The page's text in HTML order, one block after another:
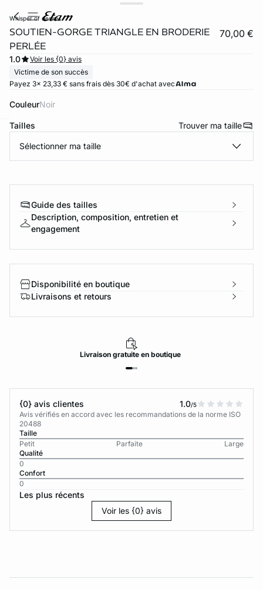
whisper of desire
SOUTIEN-GORGE TRIANGLE EN BRODERIE
PERLÉE
70,00 €
1.0
Voir les {0} avis
Victime de son succès
Payez 3x 23,33 € sans frais dès 30€ d'achat avec
Couleur noir
Tailles Trouver ma taille
Sélectionner ma taille
Guide des tailles
Description, composition, entretien et
engagement
Disponibilité en boutique
Livraisons et retours
Livraisongratuiteen boutique
{0} avis clientes 1.0/5
Avis vérifiés en accord avec les recommandations de la norme ISO
20488
Taille
Petit
Parfaite
Large
Qualité
0
Confort
0
Les plus récents
Voir les {0} avis